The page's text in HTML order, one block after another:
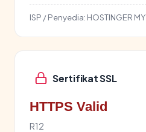
ISP / Penyedia: HOSTINGER MY
Sertifikat SSL
HTTPS Valid
R12